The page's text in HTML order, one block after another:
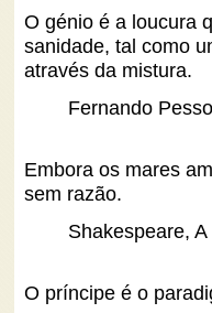
O génio é a loucura
sanidade, tal como
através da mistura.
Fernando
Embora os mares
sem razão.
Shakespeare,
O príncipe é o